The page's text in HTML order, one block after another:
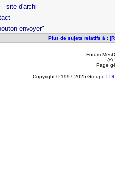
site d'archi
envoyer"
Plus de sujets relatifs à :
Forum
(c)
Page
Copyright © 1997-2025 Groupe